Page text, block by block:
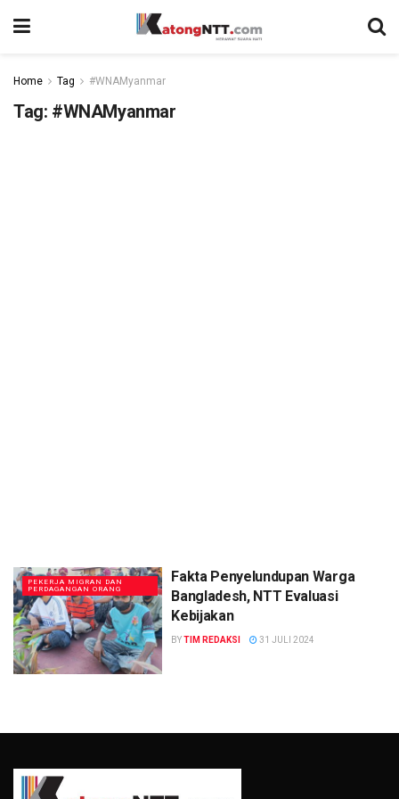
Home Tag #WNAMyanmar
Tag: #WNAMyanmar
PEKERJA MIGRAN DAN
PERDAGANGAN ORANG
Fakta Penyelundupan Warga
Bangladesh, NTT Evaluasi
Kebijakan
BYTIM REDAKSI 31 JULI 2024